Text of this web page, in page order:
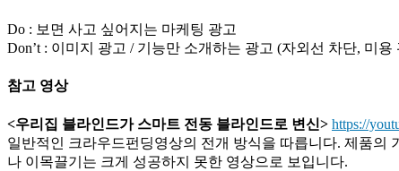
Do : 보면 사고 싶어지는 마케팅 광고
Don’t : 이미지 광고 / 기능만 소개하는 광고 (자외선 차단, 미
참고 영상
<우리집 블라인드가 스마트 전동 블라인드로 변신> https://
일반적인 크라우드펀딩영상의 전개 방식을 따릅니다. 제품의
나 이목끌기는 크게 성공하지 못한 영상으로 보입니다.